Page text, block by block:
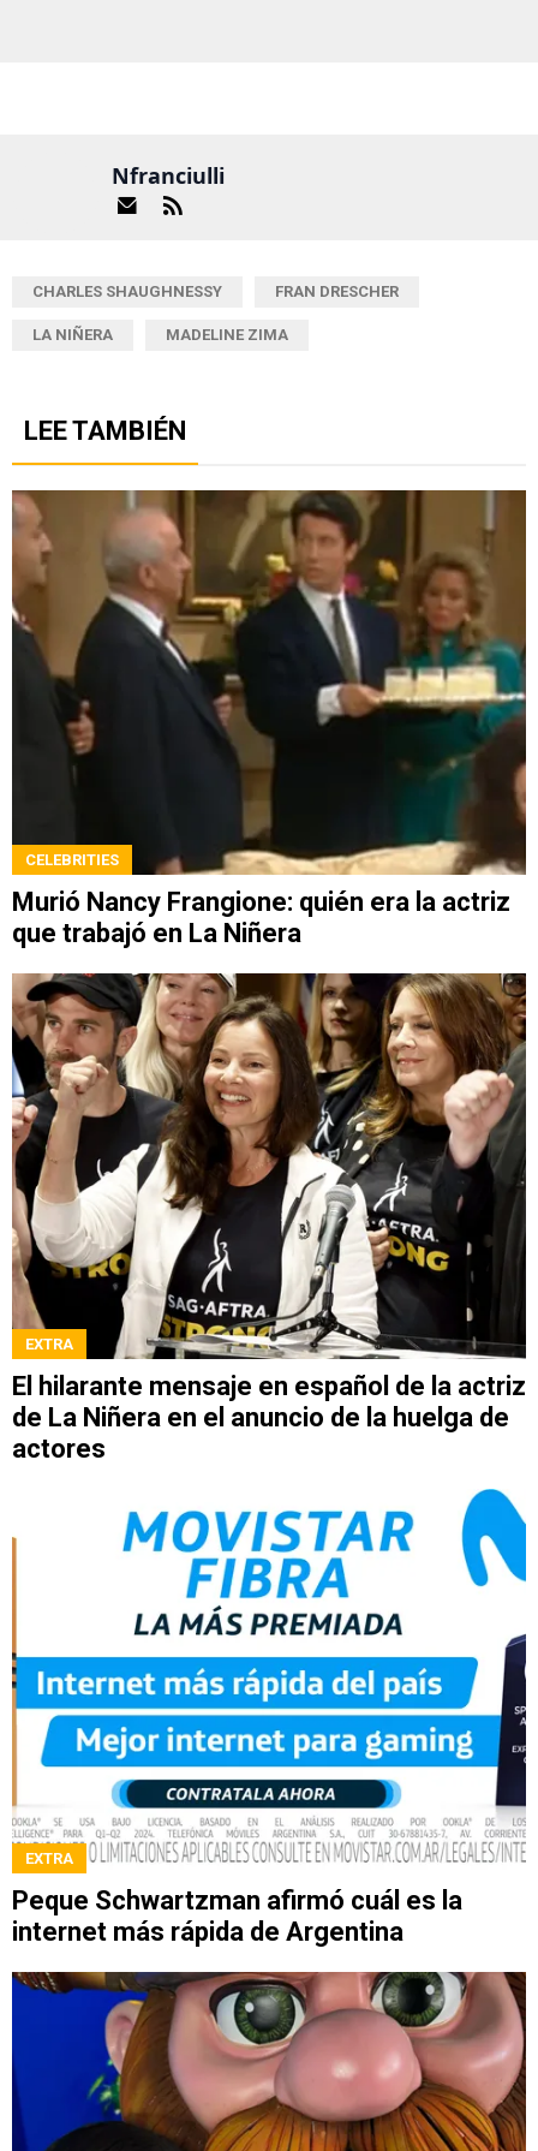
Nfranciulli
CHARLES SHAUGHNESSY FRAN DRESCHER
LA NIÑERA MADELINE ZIMA
LEE TAMBIÉN
CELEBRITIES
Murió Nancy Frangione: quién era la actriz
que trabajó en La Niñera
EXTRA
El hilarante mensaje en español de la actriz
de La Niñera en el anuncio de la huelga de
actores
EXTRA
Peque Schwartzman afirmó cuál es la
internet más rápida de Argentina